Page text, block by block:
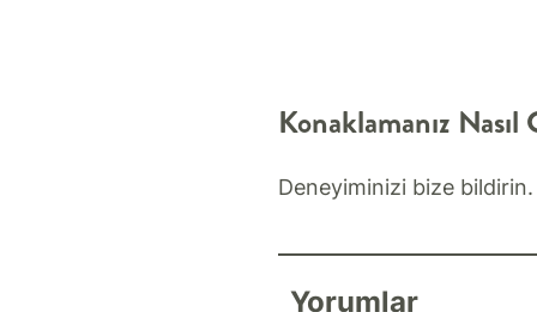
Konaklamanız Nasıl
Deneyiminizi bize